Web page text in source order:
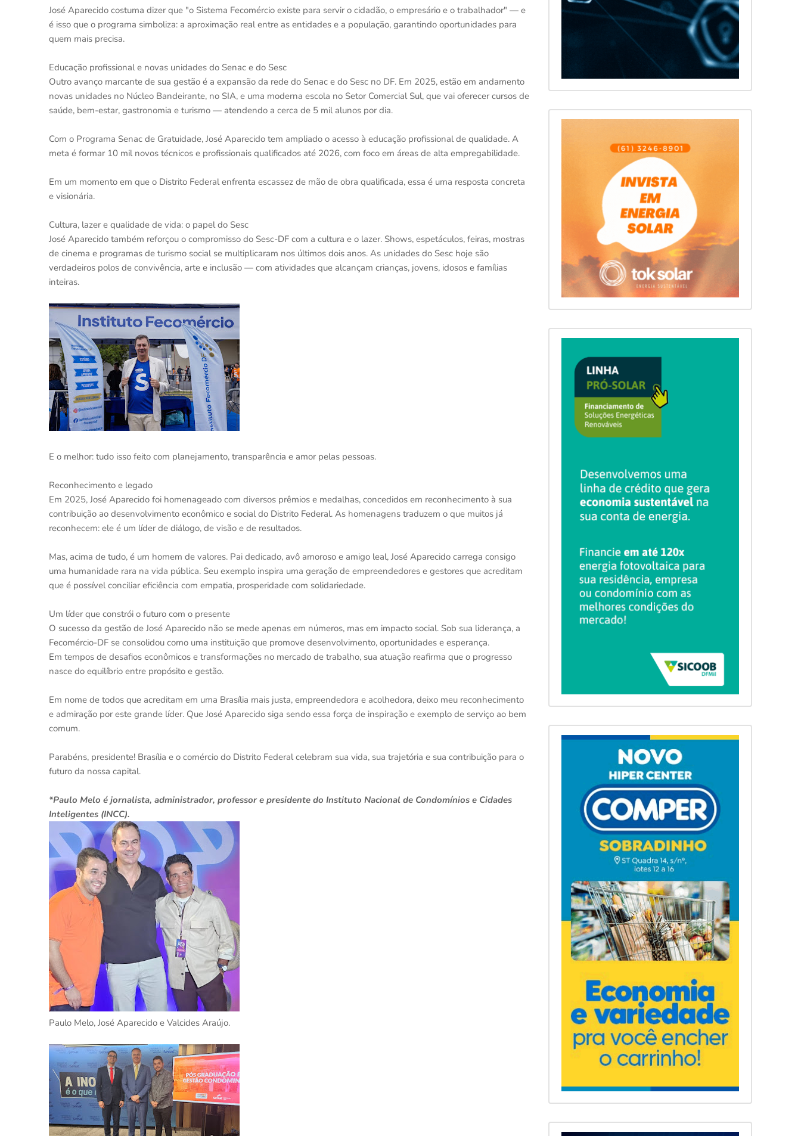
José Aparecido costuma dizer que "o Sistema Fecomércio existe para servir o cidadão, o empresário e o trabalhador" — e
é isso que o programa simboliza: a aproximação real entre as entidades e a população, garantindo oportunidades para
quem mais precisa.
Educação profissional e novas unidades do Senac e do Sesc
Outro avanço marcante de sua gestão é a expansão da rede do Senac e do Sesc no DF. Em 2025, estão em andamento
novas unidades no Núcleo Bandeirante, no SIA, e uma moderna escola no Setor Comercial Sul, que vai oferecer cursos de
saúde, bem-estar, gastronomia e turismo — atendendo a cerca de 5 mil alunos por dia.
Com o Programa Senac de Gratuidade, José Aparecido tem ampliado o acesso à educação profissional de qualidade. A
meta é formar 10 mil novos técnicos e profissionais qualificados até 2026, com foco em áreas de alta empregabilidade.
Em um momento em que o Distrito Federal enfrenta escassez de mão de obra qualificada, essa é uma resposta concreta
e visionária.
Cultura, lazer e qualidade de vida: o papel do Sesc
José Aparecido também reforçou o compromisso do Sesc-DF com a cultura e o lazer. Shows, espetáculos, feiras, mostras
de cinema e programas de turismo social se multiplicaram nos últimos dois anos. As unidades do Sesc hoje são
verdadeiros polos de convivência, arte e inclusão — com atividades que alcançam crianças, jovens, idosos e famílias
inteiras.
E o melhor: tudo isso feito com planejamento, transparência e amor pelas pessoas.
Reconhecimento e legado
Em 2025, José Aparecido foi homenageado com diversos prêmios e medalhas, concedidos em reconhecimento à sua
contribuição ao desenvolvimento econômico e social do Distrito Federal. As homenagens traduzem o que muitos já
reconhecem: ele é um líder de diálogo, de visão e de resultados.
Mas, acima de tudo, é um homem de valores. Pai dedicado, avô amoroso e amigo leal, José Aparecido carrega consigo
uma humanidade rara na vida pública. Seu exemplo inspira uma geração de empreendedores e gestores que acreditam
que é possível conciliar eficiência com empatia, prosperidade com solidariedade.
Um líder que constrói o futuro com o presente
O sucesso da gestão de José Aparecido não se mede apenas em números, mas em impacto social. Sob sua liderança, a
Fecomércio-DF se consolidou como uma instituição que promove desenvolvimento, oportunidades e esperança.
Em tempos de desafios econômicos e transformações no mercado de trabalho, sua atuação reafirma que o progresso
nasce do equilíbrio entre propósito e gestão.
Em nome de todos que acreditam em uma Brasília mais justa, empreendedora e acolhedora, deixo meu reconhecimento
e admiração por este grande líder. Que José Aparecido siga sendo essa força de inspiração e exemplo de serviço ao bem
comum.
Parabéns, presidente! Brasília e o comércio do Distrito Federal celebram sua vida, sua trajetória e sua contribuição para o
futuro da nossa capital.
*Paulo Melo é jornalista, administrador, professor e presidente do Instituto Nacional de Condomínios e Cidades
Inteligentes (INCC).
Paulo Melo, José Aparecido e Valcides Araújo.